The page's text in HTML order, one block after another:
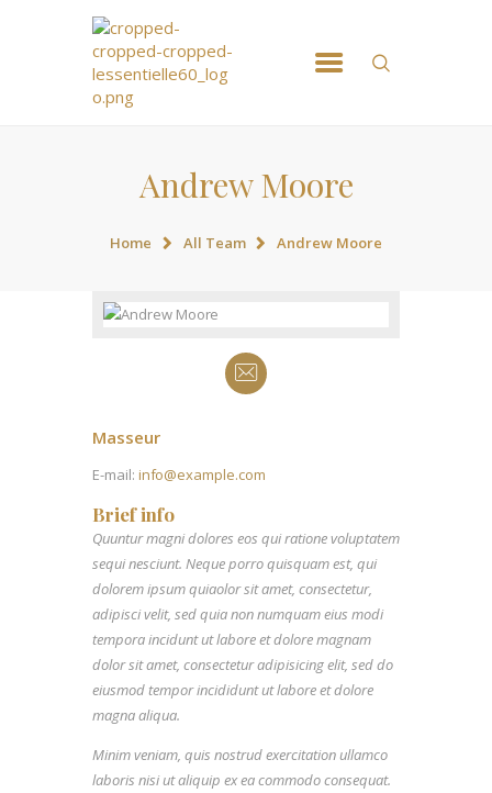
Andrew Moore
Home All Team Andrew Moore
ACCUEIL
NOS MASSSAGES
CONTACT
Masseur
E-mail: info@example.com
Brief info
Quuntur magni dolores eos qui ratione voluptatem
sequi nesciunt. Neque porro quisquam est, qui
dolorem ipsum quiaolor sit amet, consectetur,
adipisci velit, sed quia non numquam eius modi
tempora incidunt ut labore et dolore magnam
dolor sit amet, consectetur adipisicing elit, sed do
eiusmod tempor incididunt ut labore et dolore
magna aliqua.
Minim veniam, quis nostrud exercitation ullamco
laboris nisi ut aliquip ex ea commodo consequat.